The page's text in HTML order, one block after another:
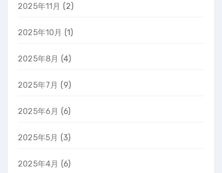
2025年11月 (2)
2025年10月 (1)
2025年8月 (4)
2025年7月 (9)
2025年6月 (6)
2025年5月 (3)
2025年4月 (6)